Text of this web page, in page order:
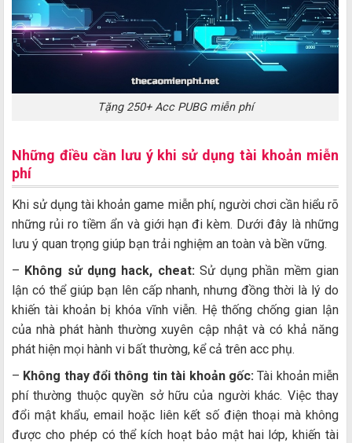
Tặng 250+ Acc PUBG miễn phí
Những điều cần lưu ý khi sử dụng tài khoản miễn
phí
Khi sử dụng tài khoản game miễn phí, người chơi cần hiểu rõ
những rủi ro tiềm ẩn và giới hạn đi kèm. Dưới đây là những
lưu ý quan trọng giúp bạn trải nghiệm an toàn và bền vững.
– Không sử dụng hack, cheat: Sử dụng phần mềm gian
lận có thể giúp bạn lên cấp nhanh, nhưng đồng thời là lý do
khiến tài khoản bị khóa vĩnh viễn. Hệ thống chống gian lận
của nhà phát hành thường xuyên cập nhật và có khả năng
phát hiện mọi hành vi bất thường, kể cả trên acc phụ.
– Không thay đổi thông tin tài khoản gốc: Tài khoản miễn
phí thường thuộc quyền sở hữu của người khác. Việc thay
đổi mật khẩu, email hoặc liên kết số điện thoại mà không
được cho phép có thể kích hoạt bảo mật hai lớp, khiến tài